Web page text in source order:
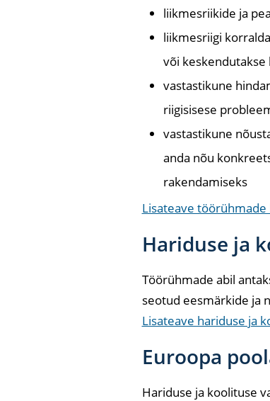
liikmesriikide ja
liikmesriigi
või
vastastikune
riigisisese
vastastikune
anda nõu
rakendamiseks
Lisateave töörühmade
Hariduse ja
Töörühmade abil
seotud eesmärkide ja
Lisateave hariduse ja
Euroopa
Hariduse ja koolituse